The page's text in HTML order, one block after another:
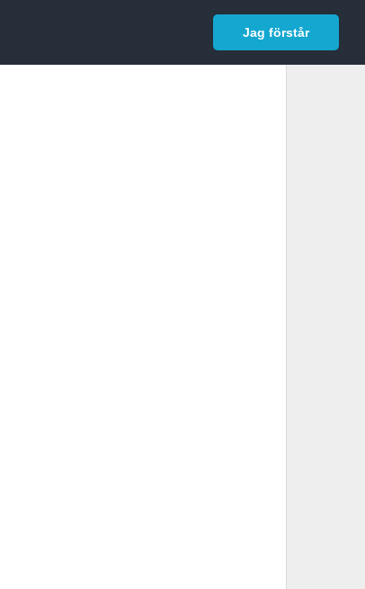
Jag förstår
Logga in